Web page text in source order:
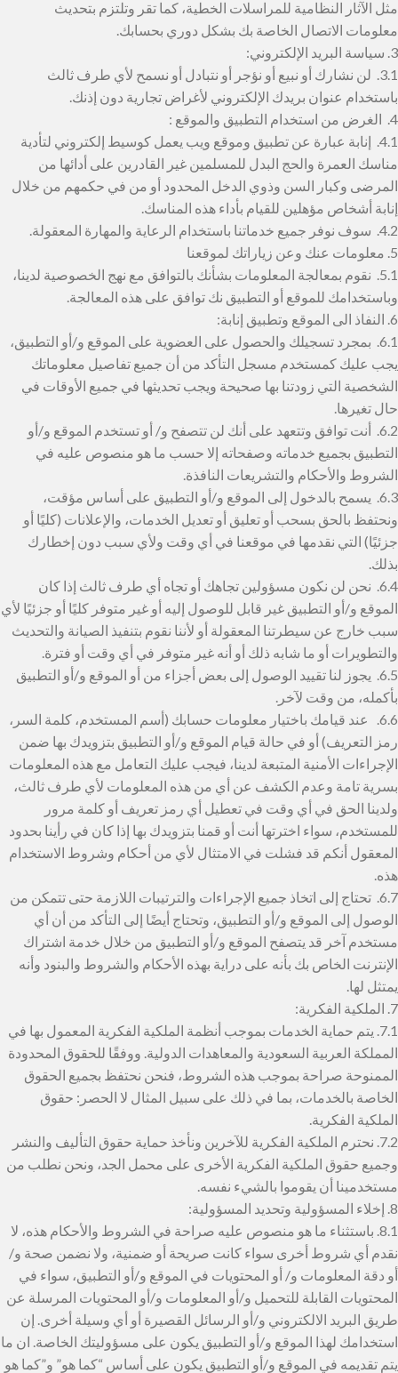
مثل الآثار النظامية للمراسلات الخطية، كما تقر وتلتزم بتحديث
معلومات الاتصال الخاصة بك بشكل دوري بحسابك.
3. سياسة البريد الإلكتروني:
3.1. لن نشارك أو نبيع أو نؤجر أو نتبادل أو نسمح لأي طرف ثالث
باستخدام عنوان بريدك الإلكتروني لأغراض تجارية دون إذنك.
4. الغرض من استخدام التطبيق والموقع :
4.1. إنابة عبارة عن تطبيق وموقع ويب يعمل كوسيط إلكتروني لتأدية
مناسك العمرة والحج البدل للمسلمين غير القادرين على أدائها من
المرضى وكبار السن وذوي الدخل المحدود أو من في حكمهم من خلال
إنابة أشخاص مؤهلين للقيام بأداء هذه المناسك.
4.2. سوف نوفر جميع خدماتنا باستخدام الرعاية والمهارة المعقولة.
5. معلومات عنك وعن زياراتك لموقعنا
5.1. نقوم بمعالجة المعلومات بشأنك بالتوافق مع نهج الخصوصية لدينا،
وباستخدامك للموقع أو التطبيق نك توافق على هذه المعالجة.
6. النفاذ الى الموقع وتطبيق إنابة:
6.1. بمجرد تسجيلك والحصول على العضوية على الموقع و/أو التطبيق،
يجب عليك كمستخدم مسجل التأكد من أن جميع تفاصيل معلوماتك
الشخصية التي زودتنا بها صحيحة ويجب تحديثها في جميع الأوقات في
حال تغيرها.
6.2. أنت توافق وتتعهد على أنك لن تتصفح و/ أو تستخدم الموقع و/أو
التطبيق بجميع خدماته وصفحاته إلا حسب ما هو منصوص عليه في
الشروط والأحكام والتشريعات النافذة.
6.3. يسمح بالدخول إلى الموقع و/أو التطبيق على أساس مؤقت،
ونحتفظ بالحق بسحب أو تعليق أو تعديل الخدمات، والإعلانات (كليًا أو
جزئيًا) التي نقدمها في موقعنا في أي وقت ولأي سبب دون إخطارك
بذلك.
6.4. نحن لن نكون مسؤولين تجاهك أو تجاه أي طرف ثالث إذا كان
الموقع و/أو التطبيق غير قابل للوصول إليه أو غير متوفر كليًا أو جزئيًا لأي
سبب خارج عن سيطرتنا المعقولة أو لأننا نقوم بتنفيذ الصيانة والتحديث
والتطويرات أو ما شابه ذلك أو أنه غير متوفر في أي وقت أو فترة.
6.5. يجوز لنا تقييد الوصول إلى بعض أجزاء من أو الموقع و/أو التطبيق
بأكمله، من وقت لآخر.
6.6. عند قيامك باختيار معلومات حسابك (أسم المستخدم، كلمة السر،
رمز التعريف) أو في حالة قيام الموقع و/أو التطبيق بتزويدك بها ضمن
الإجراءات الأمنية المتبعة لدينا، فيجب عليك التعامل مع هذه المعلومات
بسرية تامة وعدم الكشف عن أي من هذه المعلومات لأي طرف ثالث،
ولدينا الحق في أي وقت في تعطيل أي رمز تعريف أو كلمة مرور
للمستخدم، سواء اخترتها أنت أو قمنا بتزويدك بها إذا كان في رأينا بحدود
المعقول أنكم قد فشلت في الامتثال لأي من أحكام وشروط الاستخدام
هذه.
6.7. تحتاج إلى اتخاذ جميع الإجراءات والترتيبات اللازمة حتى تتمكن من
الوصول إلى الموقع و/أو التطبيق، وتحتاج أيضًا إلى التأكد من أن أي
مستخدم آخر قد يتصفح الموقع و/أو التطبيق من خلال خدمة اشتراك
الإنترنت الخاص بك بأنه على دراية بهذه الأحكام والشروط والبنود وأنه
يمتثل لها.
7. الملكية الفكرية:
7.1. يتم حماية الخدمات بموجب أنظمة الملكية الفكرية المعمول بها في
المملكة العربية السعودية والمعاهدات الدولية. ووفقًا للحقوق المحدودة
الممنوحة صراحة بموجب هذه الشروط، فنحن نحتفظ بجميع الحقوق
الخاصة بالخدمات، بما في ذلك على سبيل المثال لا الحصر: حقوق
الملكية الفكرية.
7.2. نحترم الملكية الفكرية للآخرين ونأخذ حماية حقوق التأليف والنشر
وجميع حقوق الملكية الفكرية الأخرى على محمل الجد، ونحن نطلب من
مستخدمينا أن يقوموا بالشيء نفسه.
8. إخلاء المسؤولية وتحديد المسؤولية:
8.1. باستثناء ما هو منصوص عليه صراحة في الشروط والأحكام هذه، لا
نقدم أي شروط أخرى سواء كانت صريحة أو ضمنية، ولا نضمن صحة و/
أو دقة المعلومات و/ أو المحتويات في الموقع و/أو التطبيق، سواء في
المحتويات القابلة للتحميل و/أو المعلومات و/أو المحتويات المرسلة عن
طريق البريد الالكتروني و/أو الرسائل القصيرة أو أي وسيلة أخرى. إن
استخدامك لهذا الموقع و/أو التطبيق يكون على مسؤوليتك الخاصة. ان ما
يتم تقديمه في الموقع و/أو التطبيق يكون على أساس “كما هو” و”كما هو